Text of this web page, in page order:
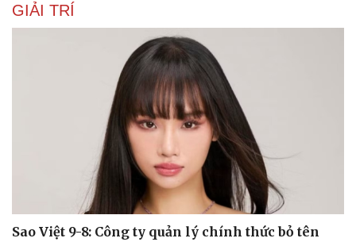
GIẢI TRÍ
Sao Việt 9-8: Công ty quản lý chính thức bỏ tên